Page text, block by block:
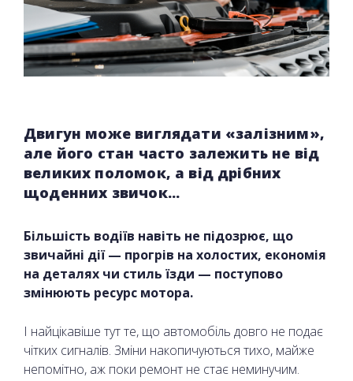
Двигун може виглядати «залізним»,
але його стан часто залежить не від
великих поломок, а від дрібних
щоденних звичок...
Більшість водіїв навіть не підозрює, що
звичайні дії — прогрів на холостих, економія
на деталях чи стиль їзди — поступово
змінюють ресурс мотора.
І найцікавіше тут те, що автомобіль довго не подає
чітких сигналів. Зміни накопичуються тихо, майже
непомітно, аж поки ремонт не стає неминучим.